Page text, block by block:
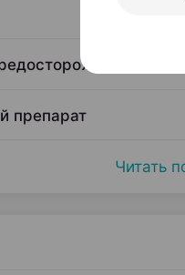
препарат
Читать